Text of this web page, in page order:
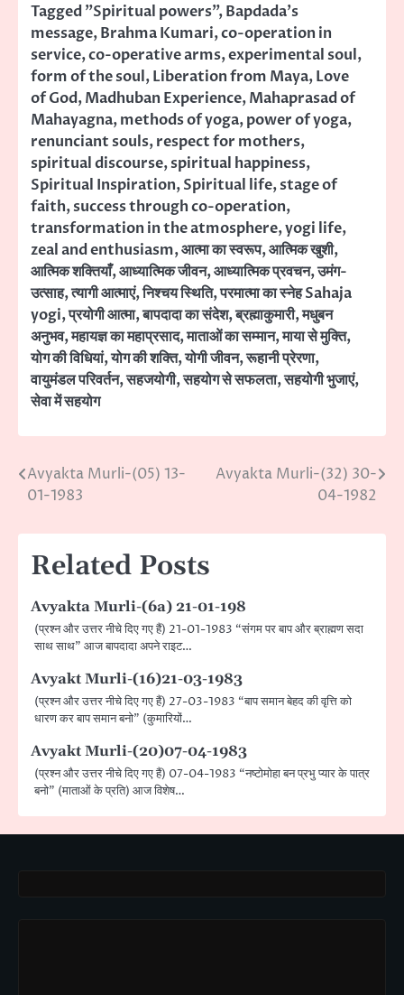
Tagged"Spiritual powers",Bapdada's
message,Brahma Kumari,co-operation in
service,co-operative arms,experimental soul,
form of the soul,Liberation from Maya,Love
of God,Madhuban Experience,Mahaprasad of
Mahayagna,methods of yoga,power of yoga,
renunciant souls,respect for mothers,
spiritual discourse,spiritual happiness,
Spiritual Inspiration,Spiritual life,stage of
faith,success through co-operation,
transformation in the atmosphere,yogi life,
zeal and enthusiasm,आत्मा का स्वरूप,आत्मिक खुशी,
आत्मिक शक्तियाँ,आध्यात्मिक जीवन,आध्यात्मिक प्रवचन,उमंग-
उत्साह,त्यागी आत्माएं,निश्चय स्थिति,परमात्मा का स्नेह Sahaja
yogi,प्रयोगी आत्मा,बापदादा का संदेश,ब्रह्माकुमारी,मधुबन
अनुभव,महायज्ञ का महाप्रसाद,माताओं का सम्मान,माया से मुक्ति,
योग की विधियां,योग की शक्ति,योगी जीवन,रूहानी प्रेरणा,
वायुमंडल परिवर्तन,सहजयोगी,सहयोग से सफलता,सहयोगी भुजाएं,
सेवा में सहयोग
Post
Avyakta Murli-(05) 13-
01-1983
Avyakta Murli-(32) 30-
04-1982
Related Posts
Avyakta Murli-(6a) 21-01-198
(प्रश्न और उत्तर नीचे दिए गए हैं) 21-01-1983 “संगम पर बाप और ब्राह्मण सदा
साथ साथ” आज बापदादा अपने राइट…
Avyakt Murli-(16)21-03-1983
(प्रश्न और उत्तर नीचे दिए गए हैं) 27-03-1983 “बाप समान बेहद की वृत्ति को
धारण कर बाप समान बनो” (कुमारियों…
Avyakt Murli-(20)07-04-1983
(प्रश्न और उत्तर नीचे दिए गए हैं) 07-04-1983 “नष्टोमोहा बन प्रभु प्यार के पात्र
बनो” (माताओं के प्रति) आज विशेष…